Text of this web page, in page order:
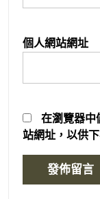
個人網站網址
在瀏覽器中
站網址，以供